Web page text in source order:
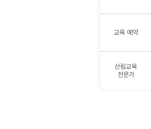
교육 예약
산림교육
전문가